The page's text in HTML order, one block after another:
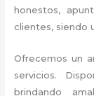
honestos,
clientes, siendo
Ofrecemos un
servicios.
brindando